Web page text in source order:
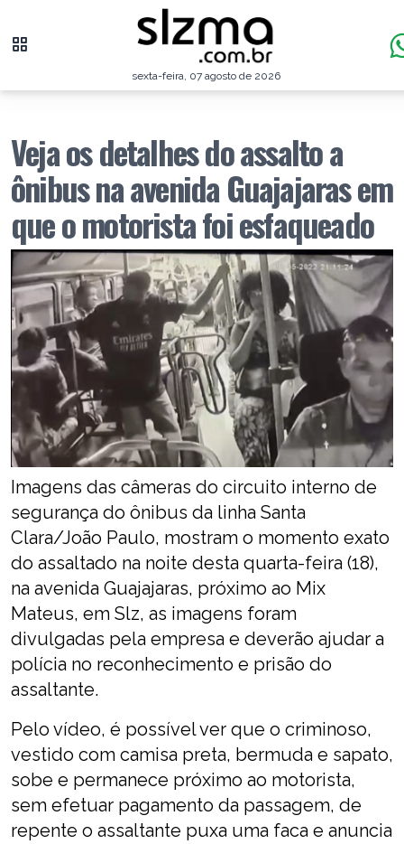
sexta-feira, 07 agosto de 2026
Veja os detalhes do assalto a
ônibus na avenida Guajajaras em
que o motorista foi esfaqueado
Imagens das câmeras do circuito interno de
segurança do ônibus da linha Santa
Clara/João Paulo, mostram o momento exato
do assaltado na noite desta quarta-feira (18),
na avenida Guajajaras, próximo ao Mix
Mateus, em Slz, as imagens foram
divulgadas pela empresa e deverão ajudar a
polícia no reconhecimento e prisão do
assaltante.
Pelo vídeo, é possível ver que o criminoso,
vestido com camisa preta, bermuda e sapato,
sobe e permanece próximo ao motorista,
sem efetuar pagamento da passagem, de
repente o assaltante puxa uma faca e anuncia